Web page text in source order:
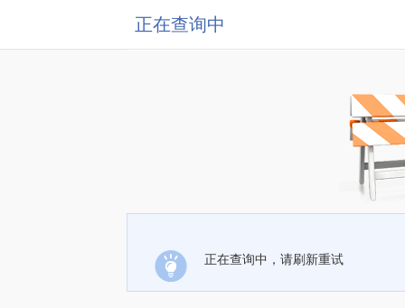
正在查询中
正在查询中，请刷新重试